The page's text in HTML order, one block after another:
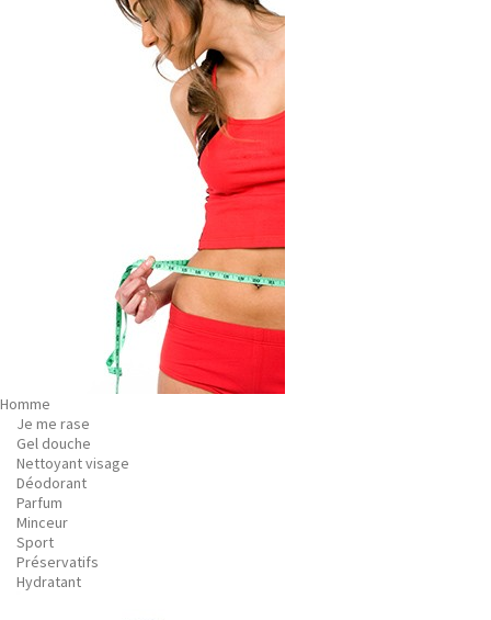
Homme
Je me rase
Gel douche
Nettoyant visage
Déodorant
Parfum
Minceur
Sport
Préservatifs
Hydratant